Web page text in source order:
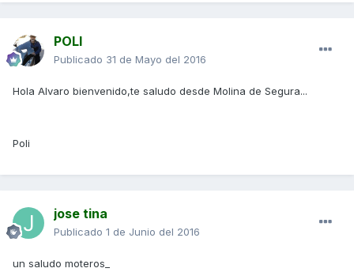
POLI
Publicado 31 de Mayo del 2016
Hola Alvaro bienvenido,te saludo desde Molina de Segura...
Poli
jose tina
Publicado 1 de Junio del 2016
un saludo moteros_